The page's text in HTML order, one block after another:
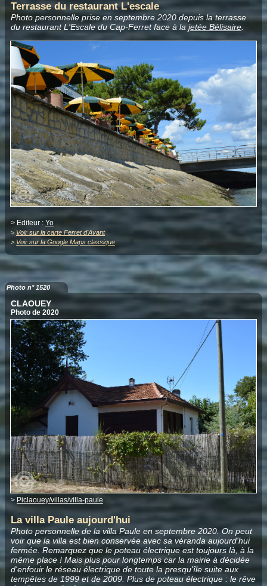
Terrasse du restaurant L'escale
Photo personnelle prise en septembre 2020 depuis la terrasse
du restaurant L'Escale du Cap-Ferret face à la jetée Bélisaire
> Editeur : Yo
> Voir sur la carte Ferret d'Avant
> Voir sur la Google Maps classique
Photo n° 1520
CLAOUEY
Photo de 2020
> Piclaouey/villas/villa-paule
La villa Paule aujourd'hui
Photo personnelle de la villa Paule en septembre 2020. On peut
voir que la villa est bien conservée avec sa véranda aujourd'hui
fermée. Remarquez que le poteau électrique est toujours là, à la
même place ! Mais plus pour longtemps car la mairie à décidée
d'enfouir le réseau électrique de toute la presqu'île suite aux
tempêtes de 1999 et de 2009. Plus de poteau électrique : le rêve